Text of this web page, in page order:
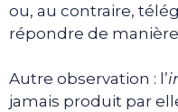
ou, au contraire,
répondre de
Autre observation : l’
jamais produit par